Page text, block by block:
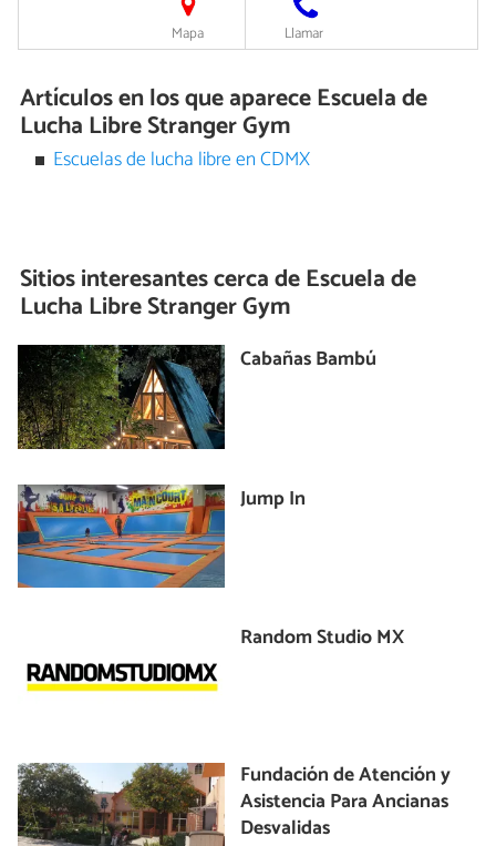
Mapa Llamar
Artículos en los que aparece Escuela de
Lucha Libre Stranger Gym
Escuelas de lucha libre en CDMX
Sitios interesantes cerca deEscuela de
Lucha Libre Stranger Gym
Cabañas Bambú
Jump In
Random Studio MX
Fundación de Atención y
Asistencia Para Ancianas
Desvalidas